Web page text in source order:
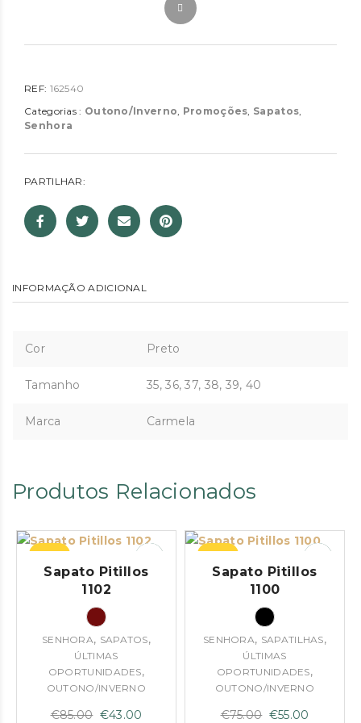
REF: 162540
Categorias : Outono/Inverno, Promoções, Sapatos,
Senhora
PARTILHAR:
INFORMAÇÃO ADICIONAL
Cor Preto
Tamanho 35, 36, 37, 38, 39, 40
Marca Carmela
Produtos Relacionados
–49%
Sapato Pitillos
1102
SENHORA, SAPATOS,
ÚLTIMAS
OPORTUNIDADES,
OUTONO/INVERNO
€85.00 O
€43.00
–27%
Sapato Pitillos
1100
SENHORA, SAPATILHAS,
ÚLTIMAS
OPORTUNIDADES,
OUTONO/INVERNO
€75.00 O
€55.00